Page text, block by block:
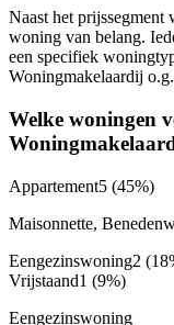
Naast het prijssegment
woning van belang.
een specifiek
Woningmakelaardij
Welke woningen
Appartement5 (45%)
Maisonnette,
Eengezinswoning2
Vrijstaand1 (9%)
Eengezinswoning